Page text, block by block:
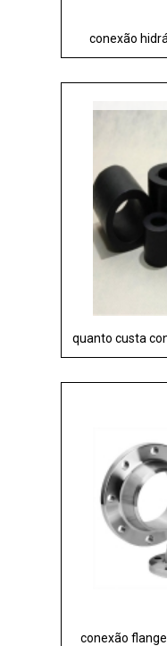
conexão
quanto custa
conexão